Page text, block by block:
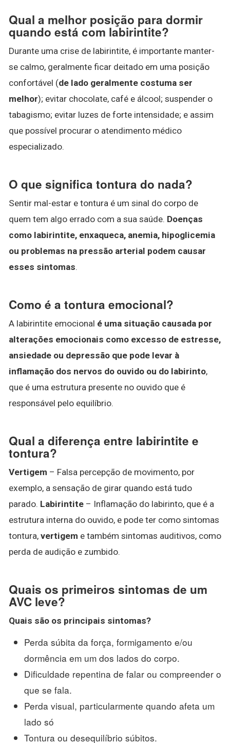
Qual a melhor posição para dormir
quando está com labirintite?
Durante uma crise de labirintite, é importante manter-
se calmo, geralmente ficar deitado em uma posição
confortável (de lado geralmente costuma ser
melhor); evitar chocolate, café e álcool; suspender o
tabagismo; evitar luzes de forte intensidade; e assim
que possível procurar o atendimento médico
especializado.
O que significa tontura do nada?
Sentir mal-estar e tontura é um sinal do corpo de
quem tem algo errado com a sua saúde. Doenças
como labirintite, enxaqueca, anemia, hipoglicemia
ou problemas na pressão arterial podem causar
esses sintomas.
Como é a tontura emocional?
A labirintite emocional é uma situação causada por
alterações emocionais como excesso de estresse,
ansiedade ou depressão que pode levar à
inflamação dos nervos do ouvido ou do labirinto,
que é uma estrutura presente no ouvido que é
responsável pelo equilíbrio.
Qual a diferença entre labirintite e
tontura?
Vertigem – Falsa percepção de movimento, por
exemplo, a sensação de girar quando está tudo
parado. Labirintite – Inflamação do labirinto, que é a
estrutura interna do ouvido, e pode ter como sintomas
tontura, vertigem e também sintomas auditivos, como
perda de audição e zumbido.
Quais os primeiros sintomas de um
AVC leve?
Quais são os principais sintomas?
Perda súbita da força, formigamento e/ou
dormência em um dos lados do corpo.
Dificuldade repentina de falar ou compreender o
que se fala.
Perda visual, particularmente quando afeta um
lado só
Tontura ou desequilíbrio súbitos.